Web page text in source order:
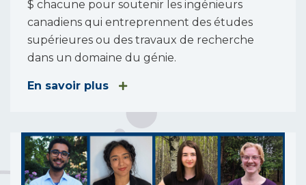
$ chacune pour soutenir les ingénieurs
canadiens qui entreprennent des études
supérieures ou des travaux de recherche
dans un domaine du génie.
En savoir plus